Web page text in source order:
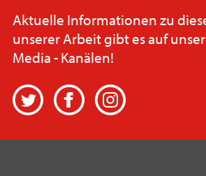
Aktuelle Informationen zu
unserer Arbeit gibt es auf
Media - Kanälen!
Twitter FacebookInstagram